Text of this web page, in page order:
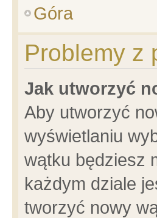
Góra
Problemy z
Jak utworzyć
Aby utworzyć
wyświetlaniu
wątku będziesz
każdym dziale
tworzyć nowy